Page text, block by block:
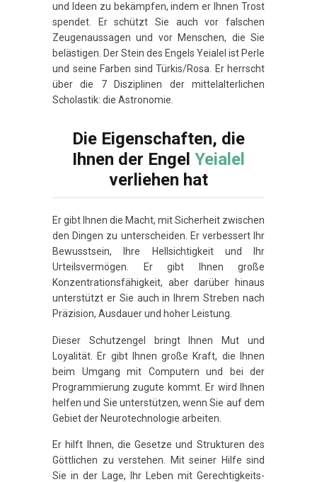
und Ideen zu bekämpfen, indem er Ihnen Trost
spendet. Er schützt Sie auch vor falschen
Zeugenaussagen und vor Menschen, die Sie
belästigen. Der Stein des Engels Yeialel ist Perle
und seine Farben sind Türkis/Rosa. Er herrscht
über die 7 Disziplinen der mittelalterlichen
Scholastik: die Astronomie.
Die Eigenschaften, die
Ihnen der Engel Yeialel
verliehen hat
Er gibt Ihnen die Macht, mit Sicherheit zwischen
den Dingen zu unterscheiden. Er verbessert Ihr
Bewusstsein, Ihre Hellsichtigkeit und Ihr
Urteilsvermögen. Er gibt Ihnen große
Konzentrationsfähigkeit, aber darüber hinaus
unterstützt er Sie auch in Ihrem Streben nach
Präzision, Ausdauer und hoher Leistung.
Dieser Schutzengel bringt Ihnen Mut und
Loyalität. Er gibt Ihnen große Kraft, die Ihnen
beim Umgang mit Computern und bei der
Programmierung zugute kommt. Er wird Ihnen
helfen und Sie unterstützen, wenn Sie auf dem
Gebiet der Neurotechnologie arbeiten.
Er hilft Ihnen, die Gesetze und Strukturen des
Göttlichen zu verstehen. Mit seiner Hilfe sind
Sie in der Lage, Ihr Leben mit Gerechtigkeits-